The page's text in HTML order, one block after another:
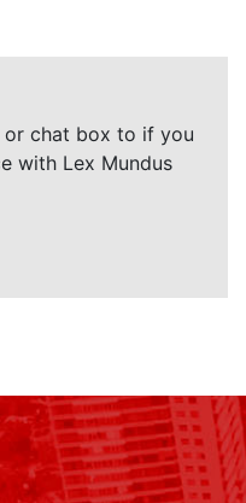
or chat box to if you
with Lex Mundus